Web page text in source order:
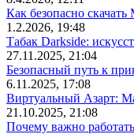
Как безопасно
1.2.2026, 19:48
Табак Darkside:
27.11.2025, 21:04
Безопасный путь к
6.11.2025, 17:08
Виртуальный Азарт:
21.10.2025, 21:08
Почему важно